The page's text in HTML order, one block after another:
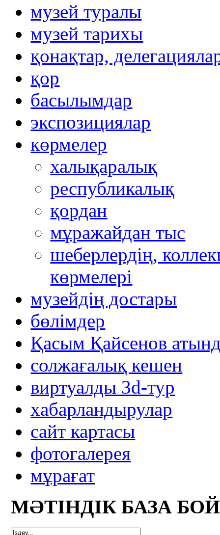
музей туралы
музей тарихы
қонақтар,
қор
басылымдар
экспозициялар
көрмелер
халықаралық
республикалық
қордан
мұражайдан тыс
шеберлердің,
көрмелері
музейдің достары
бөлімдер
Қасым Қайсенов
солжағалық кешен
виртуалды 3d-тур
xабарландырулар
сайт картасы
фотогалерея
мұрағат
МӘТІНДІК БАЗА